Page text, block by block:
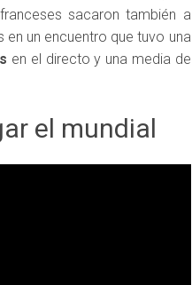
sacaron también a
en un encuentro que tuvo una
en el directo y una media de
el mundial